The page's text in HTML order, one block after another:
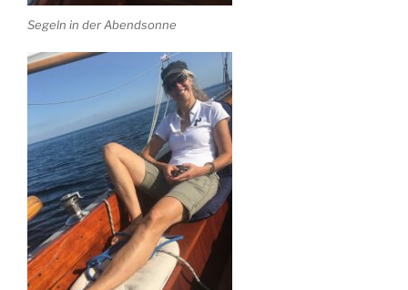
Segeln in der Abendsonne